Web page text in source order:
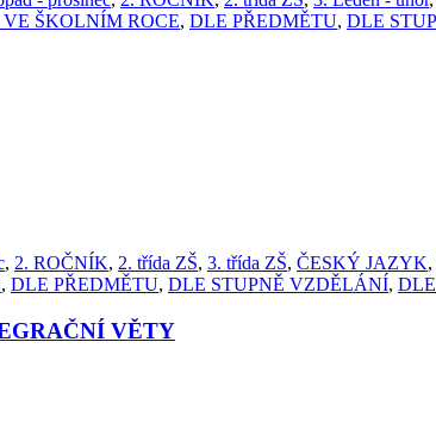
ŠKOLNÍM ROCE, DLE PŘEDMĚTU, DLE
, 2. ROČNÍK, 2. třída ZŠ, 3. třída ZŠ, ČESKÝ JAZYK,
, DLE PŘEDMĚTU, DLE STUPNĚ VZDĚLÁNÍ,
VĚTY